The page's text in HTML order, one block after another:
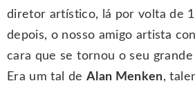
diretor artístico, lá por volta de
depois, o nosso amigo artista
cara que se tornou o seu
Era um tal de Alan Menken,